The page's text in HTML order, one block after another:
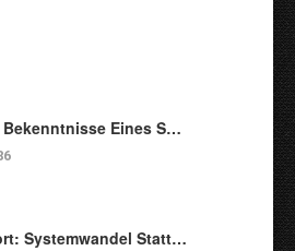
Eines S…
Systemwandel Statt…